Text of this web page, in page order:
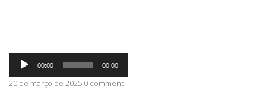
CONTATO
Tocador
áudio
00:00 00:00
20 de março de 2025 0 comment